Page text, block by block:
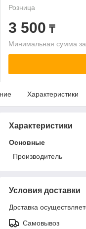
Розница
3 500 ₸
Минимальная сумма
Характеристики
Характеристики
Основные
Производитель
Условия доставки
Доставка
Самовывоз